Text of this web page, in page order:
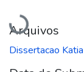
Carregando...
Arquivos
Dissertacao